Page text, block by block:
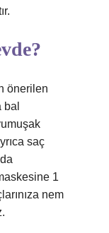
önerilen
saç
1
nem